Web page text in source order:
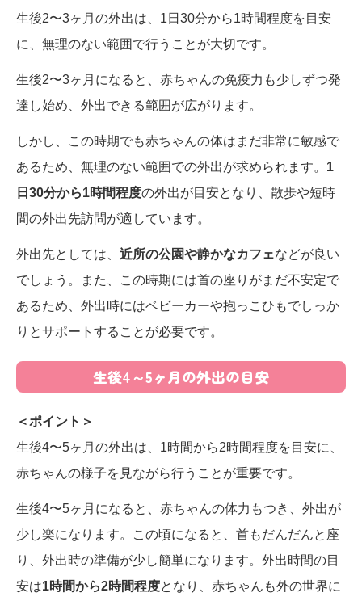
生後2〜3ヶ月の外出は、1日30分から1時間程度を目安
に、無理のない範囲で行うことが大切です。
生後2〜3ヶ月になると、赤ちゃんの免疫力も少しずつ発
達し始め、外出できる範囲が広がります。
しかし、この時期でも赤ちゃんの体はまだ非常に敏感で
あるため、無理のない範囲での外出が求められます。 1
日30分から1時間程度の外出が目安となり、散歩や短時
間の外出先訪問が適しています。
外出先としては、 近所の公園や静かなカフェなどが良い
でしょう。また、この時期には首の座りがまだ不安定で
あるため、外出時にはベビーカーや抱っこひもでしっか
りとサポートすることが必要です。
生後4～5ヶ月の外出の目安
＜ポイント＞
生後4〜5ヶ月の外出は、1時間から2時間程度を目安に、
赤ちゃんの様子を見ながら行うことが重要です。
生後4〜5ヶ月になると、赤ちゃんの体力もつき、外出が
少し楽になります。この頃になると、首もだんだんと座
り、外出時の準備が少し簡単になります。外出時間の目
安は1時間から2時間程度となり、赤ちゃんも外の世界に